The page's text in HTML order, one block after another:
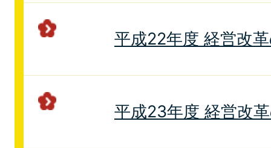
平成22年度 経営改
平成23年度 経営改